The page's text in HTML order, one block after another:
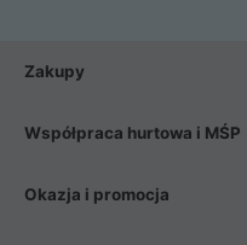
Zakupy
Współpraca hurtowa i MŚP
Okazja i promocja